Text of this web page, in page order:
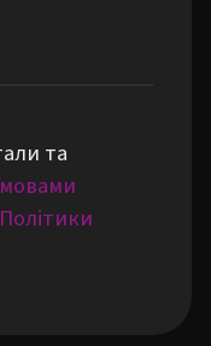
та
Політики